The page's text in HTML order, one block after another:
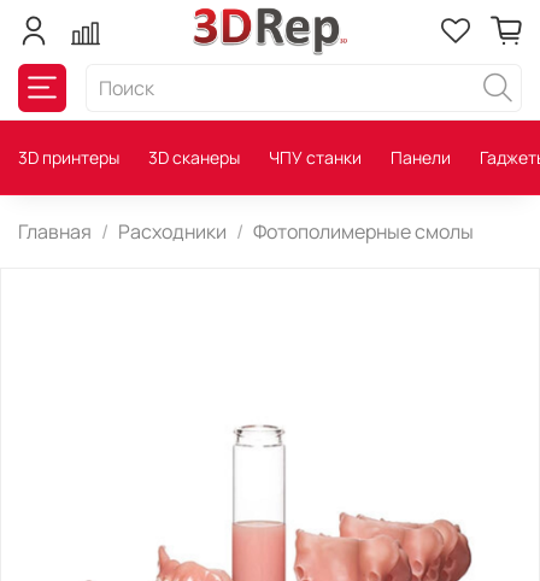
3D принтеры 3D сканеры ЧПУ станки Панели
Главная Расходники Фотополимерные смолы